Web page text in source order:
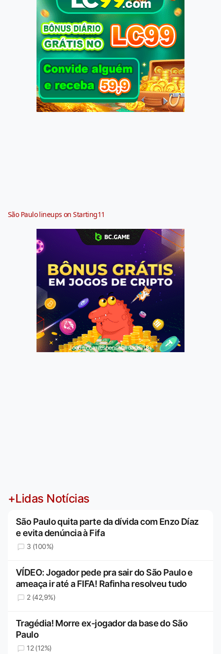
São Paulo lineups on Starting11
Jogue com responsabilidade. 18+
+Lidas Notícias
São Paulo quita parte da dívida com Enzo Díaz
e evita denúncia à Fifa
3 (100%)
VÍDEO: Jogador pede pra sair do São Paulo e
ameaça ir até a FIFA! Rafinha resolveu tudo
2 (42,9%)
Tragédia! Morre ex-jogador da base do São
Paulo
12 (12%)